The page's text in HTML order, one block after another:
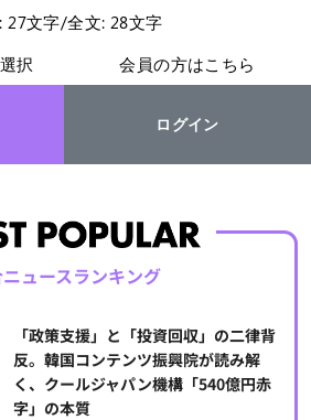
27文字/全文: 28文字
択
会員の方はこちら
ログイン
ュースランキング
「政策支援」と「投資回収」の二律背
反。韓国コンテンツ振興院が読み解
く、クールジャパン機構「540億円赤
字」の本質